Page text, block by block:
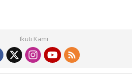
Ikuti Kami